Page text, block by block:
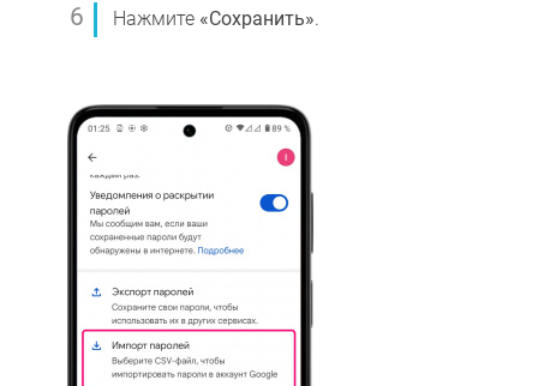
Нажмите «Сохранить».